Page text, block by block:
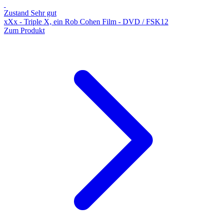
Zustand Sehr gut
xXx - Triple X, ein Rob Cohen Film - DVD / FSK12
Zum Produkt